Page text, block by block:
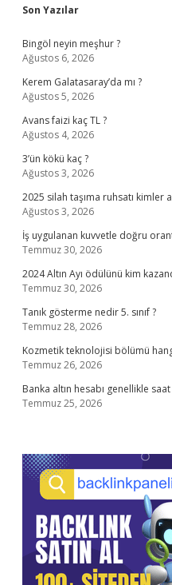
Sidebar
Son Yazılar
Bingöl neyin meşhur ?
Ağustos 6, 2026
Kerem Galatasaray’da mı ?
Ağustos 5, 2026
Avans faizi kaç TL ?
Ağustos 4, 2026
3’ün kökü kaç ?
Ağustos 3, 2026
2025 silah taşıma ruhsatı kimler
Ağustos 3, 2026
İş uygulanan kuvvetle doğru
Temmuz 30, 2026
2024 Altın Ayı ödülünü kim
Temmuz 30, 2026
Tanık gösterme nedir 5. sınıf ?
Temmuz 28, 2026
Kozmetik teknolojisi bölümü
Temmuz 26, 2026
Banka altın hesabı genellikle
Temmuz 25, 2026